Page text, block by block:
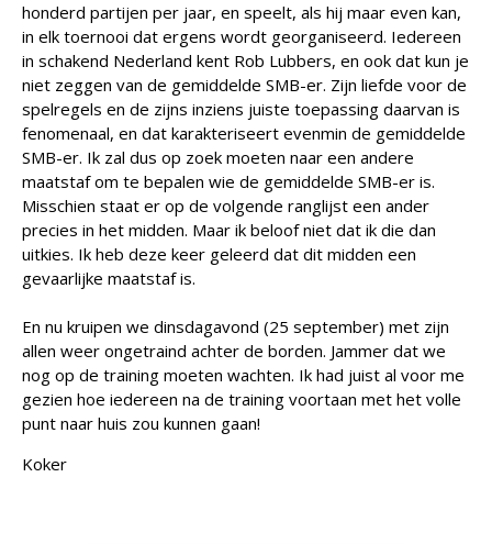
honderd partijen per jaar, en speelt, als hij maar even kan,
in elk toernooi dat ergens wordt georganiseerd. Iedereen
in schakend Nederland kent Rob Lubbers, en ook dat kun je
niet zeggen van de gemiddelde SMB-er. Zijn liefde voor de
spelregels en de zijns inziens juiste toepassing daarvan is
fenomenaal, en dat karakteriseert evenmin de gemiddelde
SMB-er. Ik zal dus op zoek moeten naar een andere
maatstaf om te bepalen wie de gemiddelde SMB-er is.
Misschien staat er op de volgende ranglijst een ander
precies in het midden. Maar ik beloof niet dat ik die dan
uitkies. Ik heb deze keer geleerd dat dit midden een
gevaarlijke maatstaf is.
En nu kruipen we dinsdagavond (25 september) met zijn
allen weer ongetraind achter de borden. Jammer dat we
nog op de training moeten wachten. Ik had juist al voor me
gezien hoe iedereen na de training voortaan met het volle
punt naar huis zou kunnen gaan!
Koker